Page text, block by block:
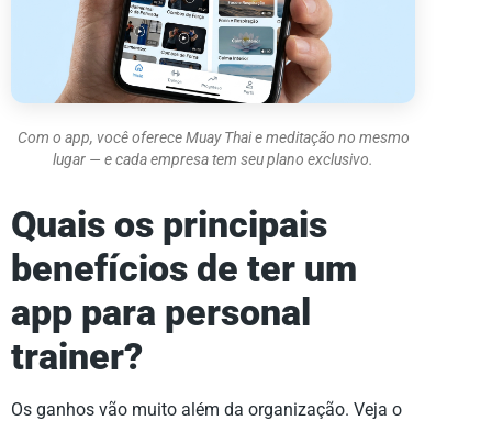
Com o app, você oferece Muay Thai e meditação no mesmo
lugar — e cada empresa tem seu plano exclusivo.
Quais os principais
benefícios de ter um
app para personal
trainer?
Os ganhos vão muito além da organização. Veja o